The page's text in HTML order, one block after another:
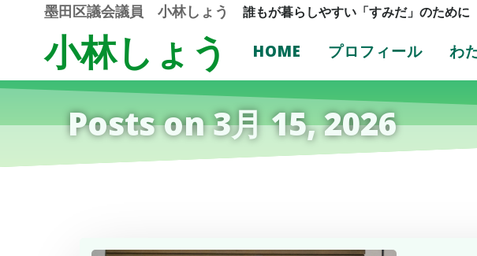
ツ
ス
墨田区議会議員 小林しょう 誰もが暮らしやすい「すみだ」のために
小林しょう HOME プロフィール わ
Posts on 3月 15, 2026